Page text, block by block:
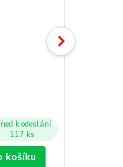
k odeslání
117 ks
košíku